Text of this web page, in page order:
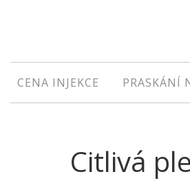
CENA INJEKCE PRASKÁNÍ
Citlivá